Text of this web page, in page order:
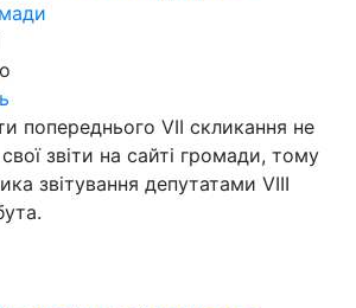
попереднього VII скликання не
звіти на сайті громади, тому
звітування депутатами VIII